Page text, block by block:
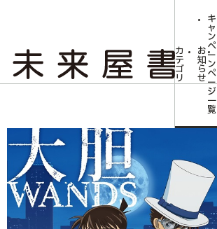
カ
テ
ゴ
リ
お
知
ら
せ
キ
ャ
ン
ペ
ー
ン
ペ
ー
ジ
一
覧
「大胆」【名探偵コナ